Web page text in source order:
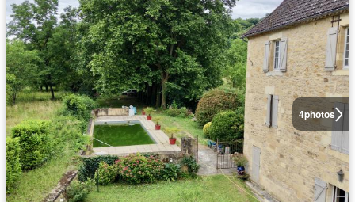
4photos